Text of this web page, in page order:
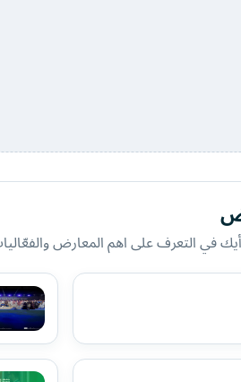
في التعرف على اهم المعارض